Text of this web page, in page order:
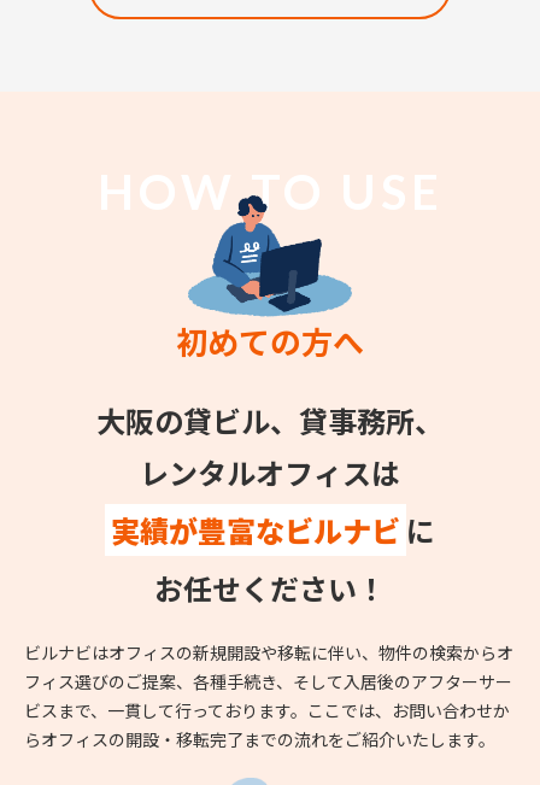
HOW TO USE
初めての方へ
大阪の貸ビル、貸事務所、
レンタルオフィスは
実績が豊富なビルナビ に
お任せください！
ビルナビはオフィスの新規開設や移転に伴い、物件の検索からオ
フィス選びのご提案、各種手続き、そして入居後のアフターサー
ビスまで、一貫して行っております。ここでは、お問い合わせか
らオフィスの開設・移転完了までの流れをご紹介いたします。